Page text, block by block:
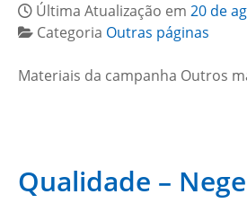
Última Atualização em 20 de
Categoria Outras páginas
Materiais da campanha Outros
Qualidade –